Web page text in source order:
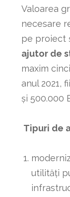
Valoarea
necesare
pe proiect
ajutor de
maxim
anul 2021,
și 500.000
Tipuri de
utilităţi